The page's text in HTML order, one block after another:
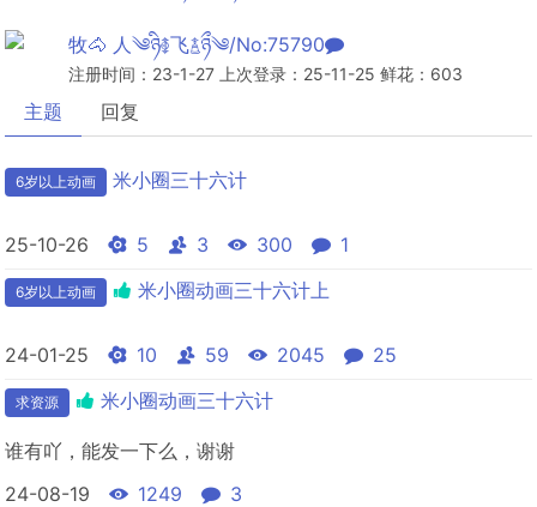
牧🐴 人༄ཉི࿅飞࿄ཉྀ༄/No:75790
注册时间：23-1-27 上次登录：25-11-25 鲜花：603
主题 回复
6岁以上动画 米小圈三十六计
25-10-26 5 3 300 1
6岁以上动画 米小圈动画三十六计上
24-01-25 10 59 2045 25
求资源 米小圈动画三十六计
谁有吖，能发一下么，谢谢
24-08-19
1249 3